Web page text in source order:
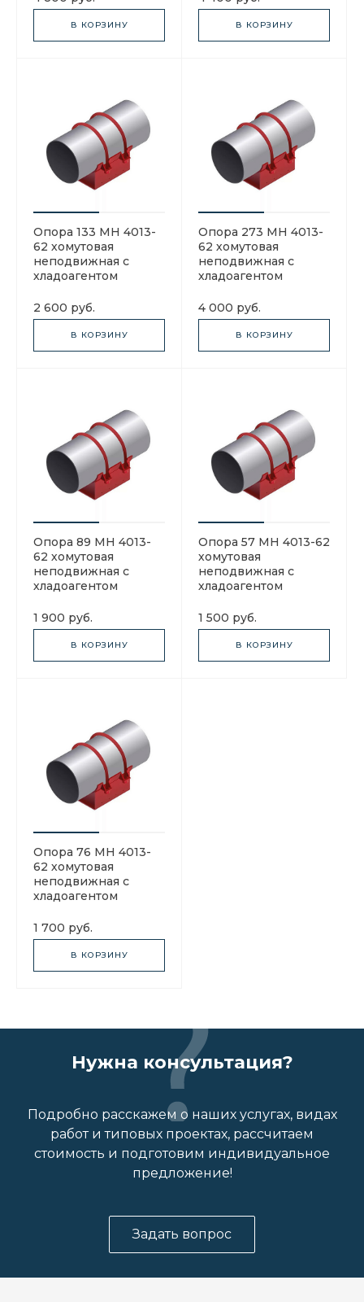
В КОРЗИНУ В КОРЗИНУ
Опора 133 МН 4013-
62 хомутовая
неподвижная с
хладоагентом
2 600 руб.
В КОРЗИНУ
Опора 273 МН 4013-
62 хомутовая
неподвижная с
хладоагентом
4 000 руб.
В КОРЗИНУ
Опора 89 МН 4013-
62 хомутовая
неподвижная с
хладоагентом
1 900 руб.
В КОРЗИНУ
Опора 57 МН 4013-62
хомутовая
неподвижная с
хладоагентом
1 500 руб.
В КОРЗИНУ
Опора 76 МН 4013-
62 хомутовая
неподвижная с
хладоагентом
1 700 руб.
В КОРЗИНУ
Нужна консультация?
Подробно расскажем о наших услугах, видах
работ и типовых проектах, рассчитаем
стоимость и подготовим индивидуальное
предложение!
Задать вопрос